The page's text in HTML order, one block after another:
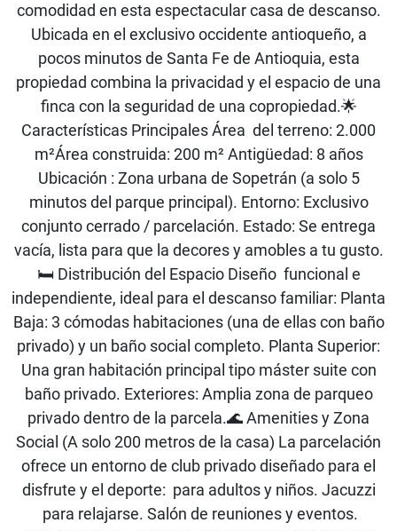
comodidad en esta espectacular casa de descanso.
Ubicada en el exclusivo occidente antioqueño, a
pocos minutos de Santa Fe de Antioquia, esta
propiedad combina la privacidad y el espacio de una
finca con la seguridad de una copropiedad.🌟
Características Principales Área del terreno: 2.000
m²Área construida: 200 m² Antigüedad: 8 años
Ubicación : Zona urbana de Sopetrán (a solo 5
minutos del parque principal). Entorno: Exclusivo
conjunto cerrado / parcelación. Estado: Se entrega
vacía, lista para que la decores y amobles a tu gusto.
🛏️ Distribución del Espacio Diseño funcional e
independiente, ideal para el descanso familiar: Planta
Baja: 3 cómodas habitaciones (una de ellas con baño
privado) y un baño social completo. Planta Superior:
Una gran habitación principal tipo máster suite con
baño privado. Exteriores: Amplia zona de parqueo
privado dentro de la parcela.🌊 Amenities y Zona
Social (A solo 200 metros de la casa) La parcelación
ofrece un entorno de club privado diseñado para el
disfrute y el deporte: para adultos y niños. Jacuzzi
para relajarse. Salón de reuniones y eventos.